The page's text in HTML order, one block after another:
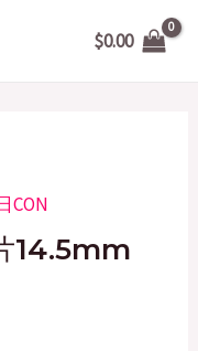
$0.00
CON
14.5mm